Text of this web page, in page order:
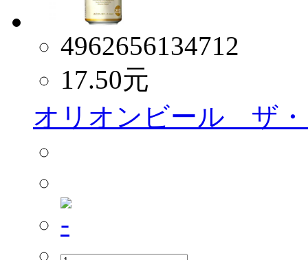
4962656134712
17.50元
オリオンビール ザ・